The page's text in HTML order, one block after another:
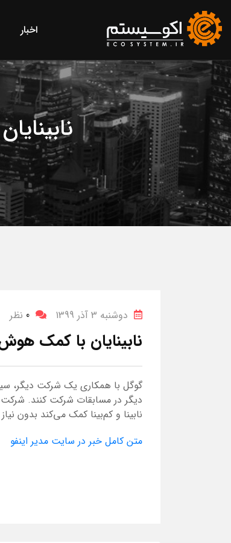
اخبار
دوشنبه 3 آذر 1399 0 نظر
نابینایان با کمک
گوگل با همکاری یک شرکت دیگر،
دیگر در مسابقات شرکت کنند.
نابینا و کم‌بینا کمک می‌کند بدون
متن کامل خبر در سایت مدیر اینفو